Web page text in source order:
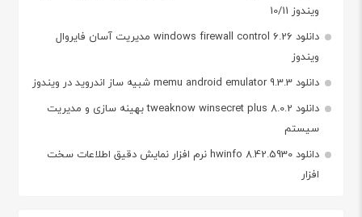
ویندوز 10/11
دانلود windows firewall control 6.26 مدیریت آسان فایروال
ویندوز
دانلود memu android emulator 9.3.3 شبیه ساز اندروید در ویندوز
دانلود tweaknow winsecret plus 8.0.2 بهینه سازی و مدیریت
سیستم
دانلود hwinfo 8.42.5930 نرم افزار نمایش دقیق اطلاعات سخت
افزار